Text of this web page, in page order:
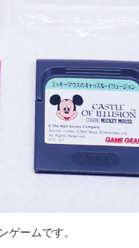
ゲームです。